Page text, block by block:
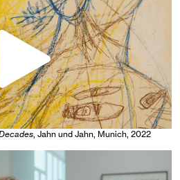
, Jahn und Jahn, Munich, 2022